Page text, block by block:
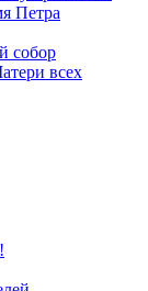
Петра
собор
всех